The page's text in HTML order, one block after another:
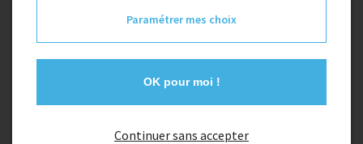
Paramétrer mes choix
OK pour moi !
Continuer sans accepter